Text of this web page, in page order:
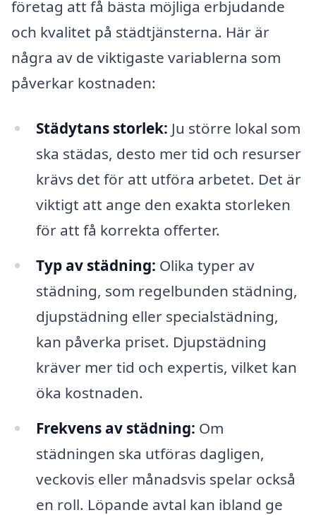
företag att få bästa möjliga erbjudande
och kvalitet på städtjänsterna. Här är
några av de viktigaste variablerna som
påverkar kostnaden:
Städytans storlek: Ju större lokal som
ska städas, desto mer tid och resurser
krävs det för att utföra arbetet. Det är
viktigt att ange den exakta storleken
för att få korrekta offerter.
Typ av städning: Olika typer av
städning, som regelbunden städning,
djupstädning eller specialstädning,
kan påverka priset. Djupstädning
kräver mer tid och expertis, vilket kan
öka kostnaden.
Frekvens av städning: Om
städningen ska utföras dagligen,
veckovis eller månadsvis spelar också
en roll. Löpande avtal kan ibland ge